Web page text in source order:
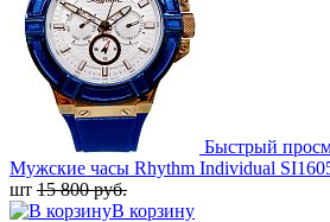
Быстрый
Мужские часы Rhythm Individual
шт 15 800 руб.
В корзину